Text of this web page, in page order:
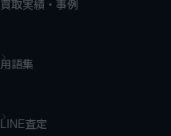
買取実績・事例
用語集
LINE査定